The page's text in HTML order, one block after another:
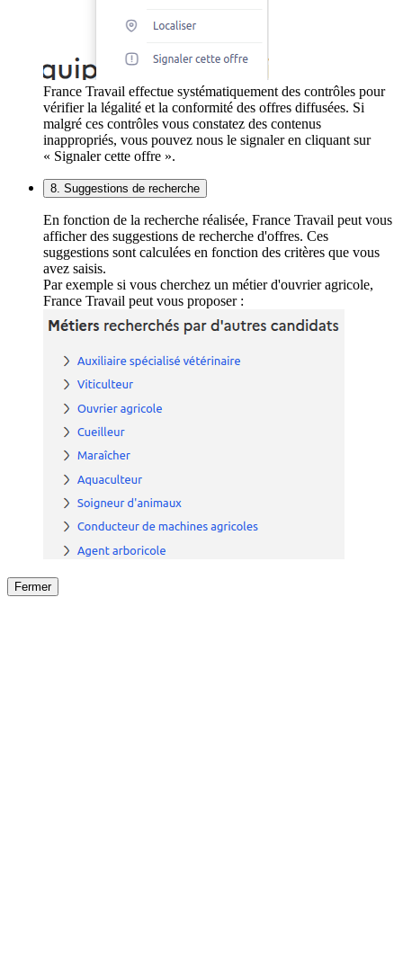
France Travail effectue systématiquement des contrôles pour
vérifier la légalité et la conformité des offres diffusées. Si
malgré ces contrôles vous constatez des contenus
inappropriés, vous pouvez nous le signaler en cliquant sur
« Signaler cette offre ».
8. Suggestions de recherche
En fonction de la recherche réalisée, France Travail peut vous
afficher des suggestions de recherche d'offres. Ces
suggestions sont calculées en fonction des critères que vous
avez saisis.
Par exemple si vous cherchez un métier d'ouvrier agricole,
France Travail peut vous proposer :
Fermer